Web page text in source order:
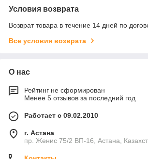
Условия возврата
Возврат товара в течение 14 дней по
Все условия возврата
О нас
Рейтинг не сформирован
Менее 5 отзывов за последний год
Работает с 09.02.2010
г. Астана
пр. Женис 75/2 ВП-16, Астана,